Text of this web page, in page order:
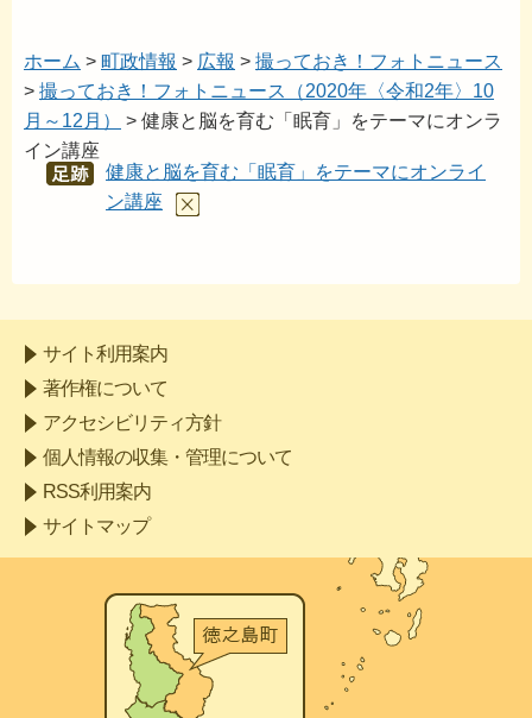
ホーム > 町政情報 > 広報 > 撮っておき！フォトニュース
> 撮っておき！フォトニュース（2020年〈令和2年〉10
月～12月）
> 健康と脳を育む「眠育」をテーマにオンラ
イン講座
あし
健康と脳を育む「眠育」をテーマにオンライ
ン講座
サイト利用案内
著作権について
アクセシビリティ方針
個人情報の収集・管理について
RSS利用案内
サイトマップ